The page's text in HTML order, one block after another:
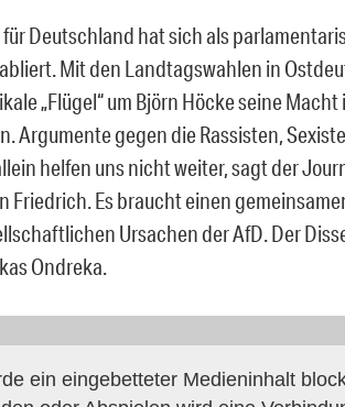
Deutschland hat sich als
Mit den Landtagswahlen in
„Flügel“ um Björn Höcke seine Macht
Argumente gegen die Rassisten,
helfen uns nicht weiter, sagt der
Friedrich. Es braucht einen
Ursachen der AfD. Der
Ondreka.
ein eingebetteter Medieninhalt